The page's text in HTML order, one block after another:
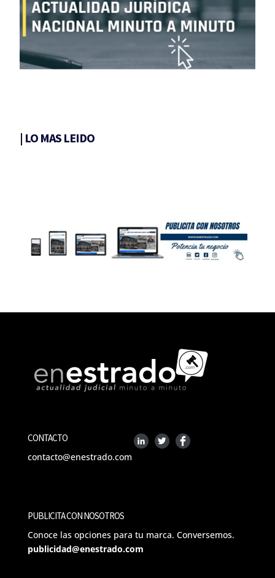
| LO MAS LEIDO
CONTACTO
contacto@enestrado.com
PUBLICITA CON NOSOTROS
Conoce las opciones para tu marca. Conversemos.
publicidad@enestrado.com